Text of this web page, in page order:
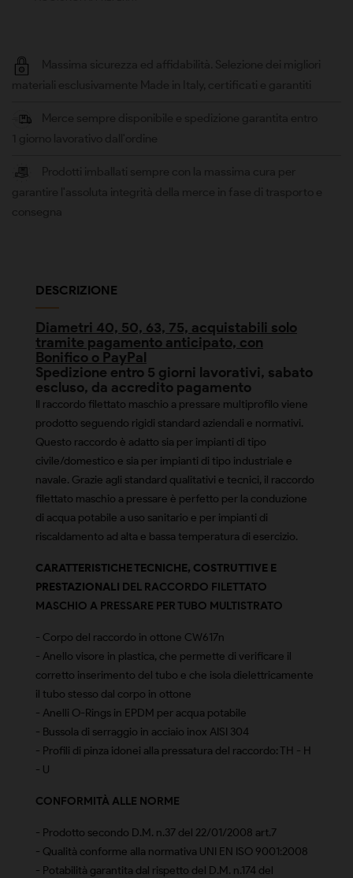
DESCRIZIONE
Diametri 40, 50, 63, 75, acquistabili solo
tramite pagamento anticipato, con
Bonifico o PayPal
Spedizione entro 5 giorni lavorativi, sabato
escluso, da accredito pagamento
Il raccordo filettato maschio a pressare multiprofilo viene
prodotto seguendo rigidi standard aziendali e normativi.
Questo raccordo è adatto sia per impianti di tipo
civile/domestico e sia per impianti di tipo industriale e
navale. Grazie agli standard qualitativi e tecnici, il raccordo
filettato maschio a pressare è perfetto per la conduzione
di acqua potabile a uso sanitario e per impianti di
riscaldamento ad alta e bassa temperatura di esercizio.
CARATTERISTICHE TECNICHE, COSTRUTTIVE E
PRESTAZIONALI DEL RACCORDO FILETTATO
MASCHIO A PRESSARE PER TUBO MULTISTRATO
- Corpo del raccordo in ottone CW617n
- Anello visore in plastica, che permette di verificare il
corretto inserimento del tubo e che isola dielettricamente
il tubo stesso dal corpo in ottone
- Anelli O-Rings in EPDM per acqua potabile
- Bussola di serraggio in acciaio inox AISI 304
- Profili di pinza idonei alla pressatura del raccordo: TH - H
- U
CONFORMITÀ ALLE NORME
- Prodotto secondo D.M. n.37 del 22/01/2008 art.7
- Qualità conforme alla normativa UNI EN ISO 9001:2008
- Potabilità garantita dal rispetto del D.M. n.174 del